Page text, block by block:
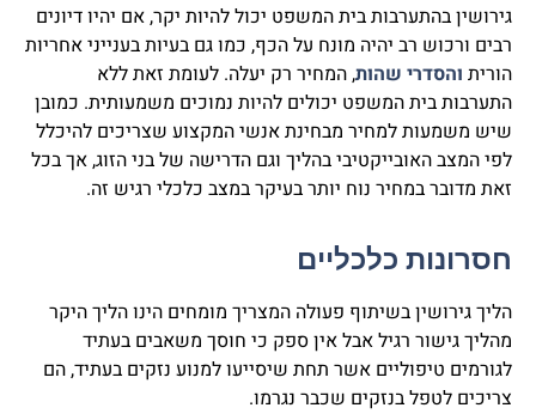
גירושין בהתערבות בית המשפט יכול להיות יקר, אם יהיו דיונים
רבים ורכוש רב יהיה מונח על הכף, כמו גם בעיות בענייני אחריות
הורית והסדרי שהות, המחיר רק יעלה. לעומת זאת ללא
התערבות בית המשפט יכולים להיות נמוכים משמעותית. כמובן
שיש משמעות למחיר מבחינת אנשי המקצוע שצריכים להיכלל
לפי המצב האובייקטיבי בהליך וגם הדרישה של בני הזוג, אך בכל
זאת מדובר במחיר נוח יותר בעיקר במצב כלכלי רגיש זה.
חסרונות כלכליים
הליך גירושין בשיתוף פעולה המצריך מומחים הינו הליך היקר
מהליך גישור רגיל אבל אין ספק כי חוסך משאבים בעתיד
לגורמים טיפוליים אשר תחת שיסייעו למנוע נזקים בעתיד, הם
צריכים לטפל בנזקים שכבר נגרמו.